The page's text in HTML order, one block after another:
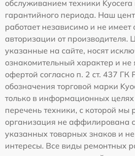
обслуживанием техники Kyocera
гарантийного периода. Наш
работает независимо и не
авторизации от производителя.
указанные на сайте, носят
ознакомительный характер и не
офертой согласно п. 2 ст. 437
обозначения торговой марки
только в информационных
перечень техники, с которой
организация не аффилирована
указанных товарных знаков и
интересы. Все виды ремонтных